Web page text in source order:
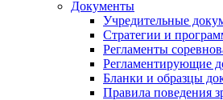
Документы
Учредительные
Стратегии и
Регламенты
Регламентирующие
Бланки и образцы
Правила поведения